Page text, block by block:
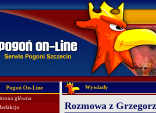
Pogoń On-Line
główna
Wywiady
Rozmowa z